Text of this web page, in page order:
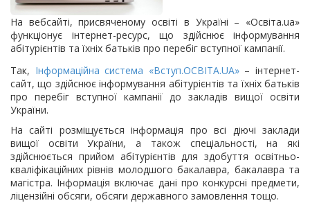
На вебсайті, присвяченому освіті в Україні – «Освіта.ua»
функціонує інтернет-ресурс, що здійснює інформування
абітурієнтів та їхніх батьків про перебіг вступної кампанії.
Так, Інформаційна система «Вступ.ОСВІТА.UA»– інтернет-
сайт, що здійснює інформування абітурієнтів та їхніх батьків
про перебіг вступної кампанії до закладів вищої освіти
України.
На сайті розміщується інформація про всі діючі заклади
вищої освіти України, а також спеціальності, на які
здійснюється прийом абітурієнтів для здобуття освітньо-
кваліфікаційних рівнів молодшого бакалавра, бакалавра та
магістра. Інформація включає дані про конкурсні предмети,
ліцензійні обсяги, обсяги державного замовлення тощо.